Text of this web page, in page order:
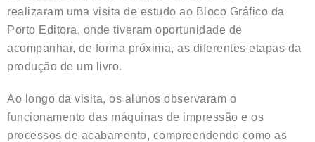
realizaram uma visita de estudo ao Bloco Gráfico da
Porto Editora, onde tiveram oportunidade de
acompanhar, de forma próxima, as diferentes etapas da
produção de um livro.
Ao longo da visita, os alunos observaram o
funcionamento das máquinas de impressão e os
processos de acabamento, compreendendo como as